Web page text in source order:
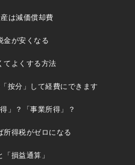
は減価償却費
金が安くなる
てよくする方法
按分」して経費にできます
」？「事業所得」？
所得税がゼロになる
「損益通算」